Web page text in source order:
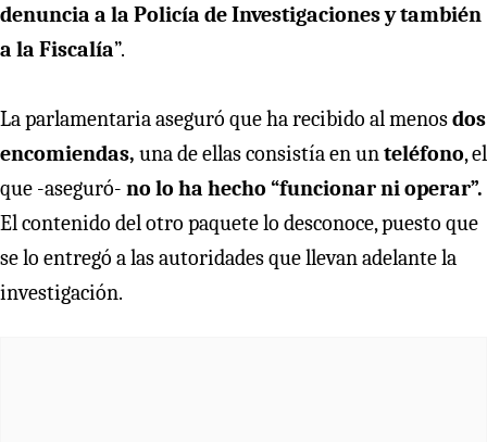
denuncia a la Policía de Investigaciones y también
a la Fiscalía”.
La parlamentaria aseguró que ha recibido al menosdos
encomiendas, una de ellas consistía en unteléfono, el
que -aseguró- no lo ha hecho “funcionar ni operar”.
El contenido del otro paquete lo desconoce, puesto que
se lo entregó a las autoridades que llevan adelante la
investigación.